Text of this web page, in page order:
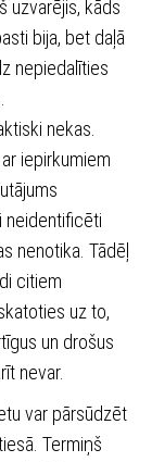
uzvarējis, kāds
bija, bet daļā
nepiedalīties
nekas.
iepirkumiem
neidentificēti
nenotika. Tādēļ
citiem
uz to,
un drošus
nevar.
var pārsūdzēt
Termiņš